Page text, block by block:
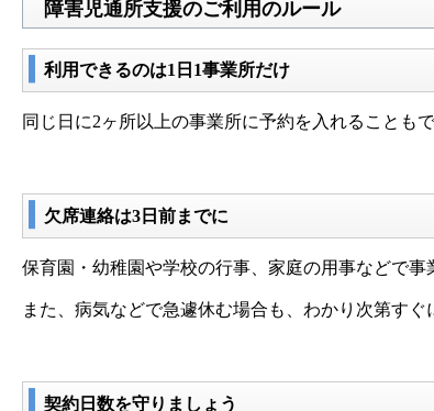
障害児通所支援のご利用のルール
利用できるのは1日1事業所だけ
同じ日に2ヶ所以上の事業所に予約を入れることもで
欠席連絡は3日前までに
保育園・幼稚園や学校の行事、家庭の用事などで
また、病気などで急遽休む場合も、わかり次第すぐ
契約日数を守りましょう